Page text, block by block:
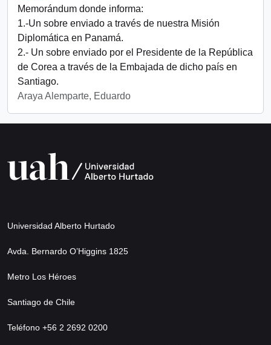
Memorándum donde informa:
1.-Un sobre enviado a través de nuestra Misión
Diplomática en Panamá.
2.- Un sobre enviado por el Presidente de la República
de Corea a través de la Embajada de dicho país en
Santiago.
Araya Alemparte, Eduardo
Universidad Alberto Hurtado
Avda. Bernardo O’Higgins 1825
Metro Los Héroes
Santiago de Chile
Teléfono +56 2 2692 0200